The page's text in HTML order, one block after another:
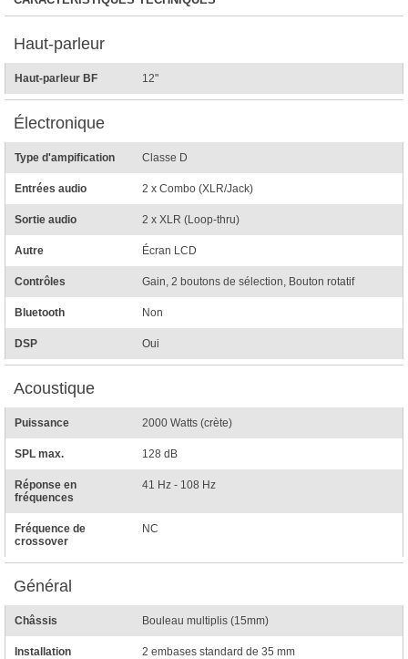
Haut-parleur
Haut-parleur BF 12"
Électronique
Type d'ampification Classe D
Entrées audio 2 x Combo (XLR/Jack)
Sortie audio 2 x XLR (Loop-thru)
Autre Écran LCD
Contrôles Gain, 2 boutons de sélection, Bouton rotatif
Bluetooth Non
DSP Oui
Acoustique
Puissance 2000 Watts (crète)
SPL max. 128 dB
Réponse en
fréquences
41 Hz - 108 Hz
Fréquence de
crossover
NC
Général
Châssis Bouleau multiplis (15mm)
Installation 2 embases standard de 35 mm